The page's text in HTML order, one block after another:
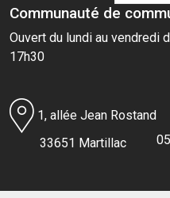
Communauté de
Ouvert du lundi au vendredi
17h30
1, allée Jean Rostand
33651 Martillac